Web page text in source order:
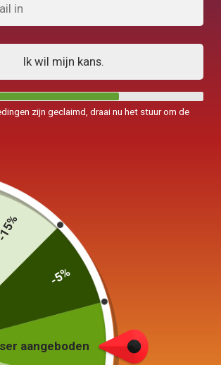
Ik wil mijn kans.
zijn geclaimd, draai nu het stuur om de
aangeboden
-15%
-5%